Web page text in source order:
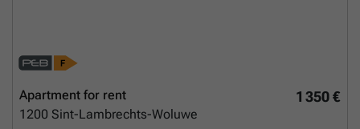
1 350 €
Apartment for rent
1200 Sint-Lambrechts-Woluwe